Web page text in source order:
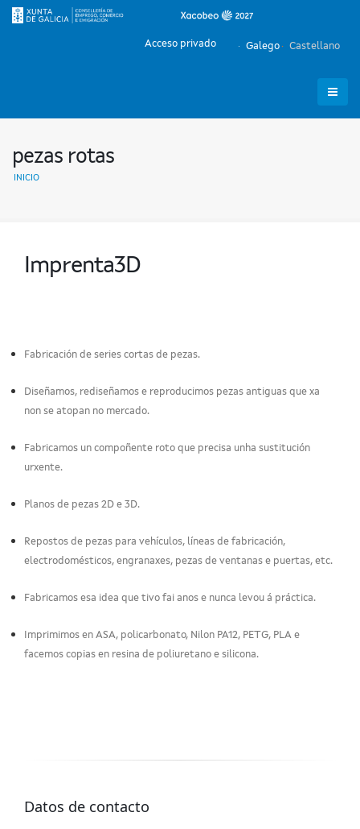
Galego Castellano
Acceso privado
pezas rotas
INICIO
Imprenta3D
Fabricación de series cortas de pezas.
Diseñamos, rediseñamos e reproducimos pezas antiguas que xa
non se atopan no mercado.
Fabricamos un compoñente roto que precisa unha sustitución
urxente.
Planos de pezas 2D e 3D.
Repostos de pezas para vehículos, líneas de fabricación,
electrodomésticos, engranaxes, pezas de ventanas e puertas, etc.
Fabricamos esa idea que tivo fai anos e nunca levou á práctica.
Imprimimos en ASA, policarbonato, Nilon PA12, PETG, PLA e
facemos copias en resina de poliuretano e silicona.
Datos de contacto